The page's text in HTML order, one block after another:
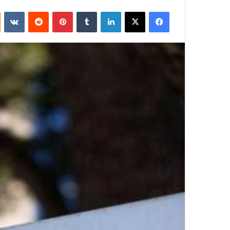
فيسبوك
‫X لينكدإن بينتيريست